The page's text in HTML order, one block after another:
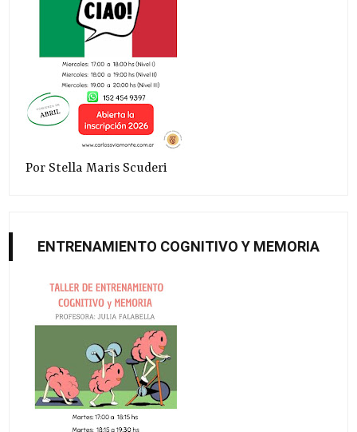
Por Stella Maris Scuderi
ENTRENAMIENTO COGNITIVO Y MEMORIA